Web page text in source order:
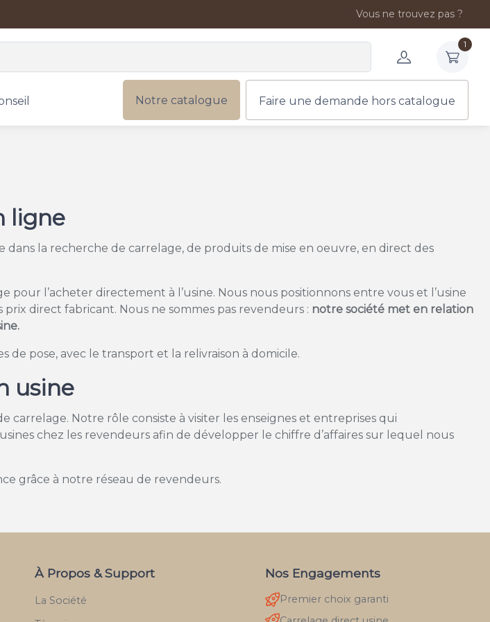
Vous ne trouvez pas ?
1
Notre catalogue Faire une demande hors catalogue
ligne
la recherche de carrelage, de produits de mise en oeuvre, en direct des
l’acheter directement à l’usine. Nous nous positionnons entre vous et l’usine
direct fabricant. Nous ne sommes pas revendeurs : notre société met en relation
de pose, avec le transport et la relivraison à domicile.
usine
carrelage. Notre rôle consiste à visiter les enseignes et entreprises qui
chez les revendeurs afin de développer le chiffre d’affaires sur lequel nous
grâce à notre réseau de revendeurs.
À Propos & Support
La Société
Nos Engagements
Premier choix garanti